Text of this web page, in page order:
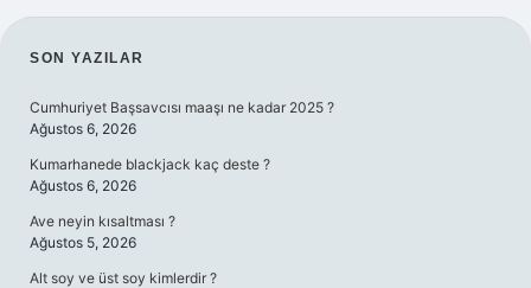
SIDEBAR
SON YAZILAR
Cumhuriyet Başsavcısı maaşı ne kadar 2025 ?
Ağustos 6, 2026
Kumarhanede blackjack kaç deste ?
Ağustos 6, 2026
Ave neyin kısaltması ?
Ağustos 5, 2026
Alt soy ve üst soy kimlerdir ?